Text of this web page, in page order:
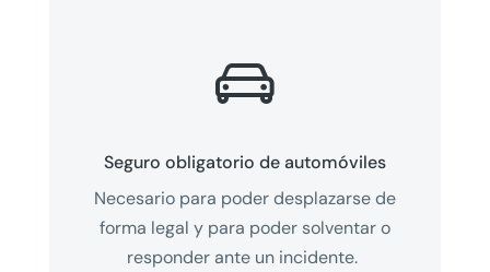

Seguro obligatorio de automóviles
Necesario para poder desplazarse de
forma legal y para poder solventar o
responder ante un incidente.